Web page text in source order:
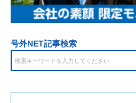
号外NET記事検索